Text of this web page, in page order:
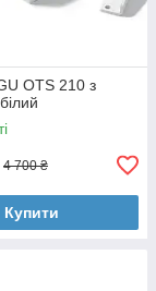
OTS 210 з
4 700 ₴
Купити